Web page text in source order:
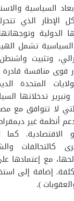
السياسية
الإطار الذي
الدولية
السياسية تشمل
وتثبيت
قوى منافسة قادرة
المتحدة
وتبرير تدخلاتها
لا تتوافق مع
أنظمة غير
الاقتصادية. كما
كالتحالفات
مع إعتمادها
إضافة إلى
).